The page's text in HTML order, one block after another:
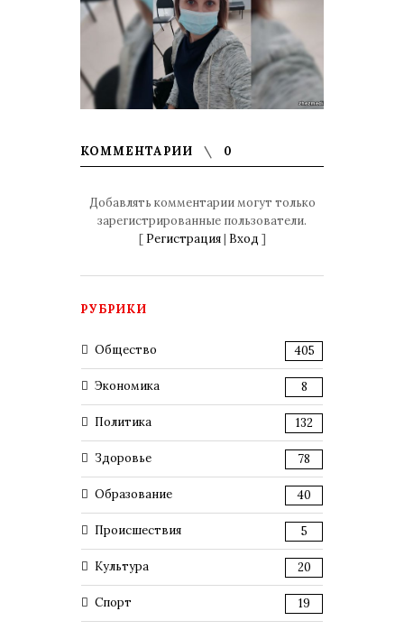
КОММЕНТАРИИ 0
Добавлять комментарии могут только
зарегистрированные пользователи.
[ Регистрация| Вход ]
РУБРИКИ
Общество 405
Экономика 8
Политика 132
Здоровье 78
Образование 40
Происшествия 5
Культура 20
Спорт 19